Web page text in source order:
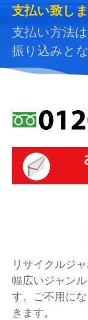
支払い致しま
支払い方法
振り込みと
リサイクルジ
幅広いジャン
す。ご不用に
きます。